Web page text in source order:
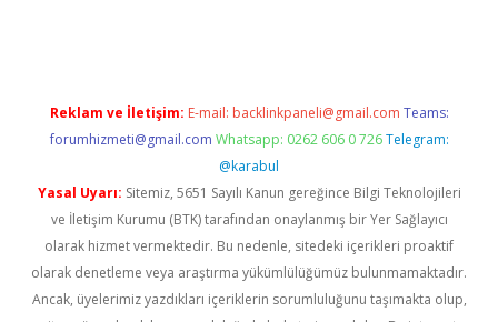
Reklam ve İletişim: E-mail: backlinkpaneli@gmail.com Teams:
forumhizmeti@gmail.com Whatsapp: 0262 606 0 726 Telegram:
@karabul
Yasal Uyarı: Sitemiz, 5651 Sayılı Kanun gereğince Bilgi Teknolojileri
ve İletişim Kurumu (BTK) tarafından onaylanmış bir Yer Sağlayıcı
olarak hizmet vermektedir. Bu nedenle, sitedeki içerikleri proaktif
olarak denetleme veya araştırma yükümlülüğümüz bulunmamaktadır.
Ancak, üyelerimiz yazdıkları içeriklerin sorumluluğunu taşımakta olup,